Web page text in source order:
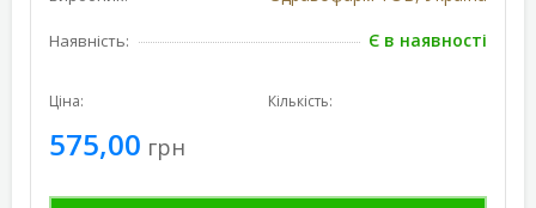
Наявність: Є в наявності
Ціна:
575,00 грн
Кількість: